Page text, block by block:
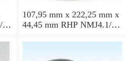
107,95 mm x 222,25 mm x
44,45 mm RHP NMJ4.1/4